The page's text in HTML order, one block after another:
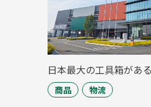
日本最大の工具箱がある
商品 物流